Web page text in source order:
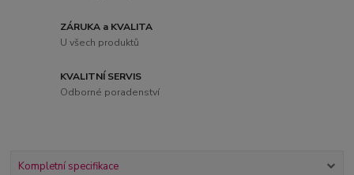
ZÁRUKA a KVALITA
U všech produktů
KVALITNÍ SERVIS
Odborné poradenství
Kompletní specifikace